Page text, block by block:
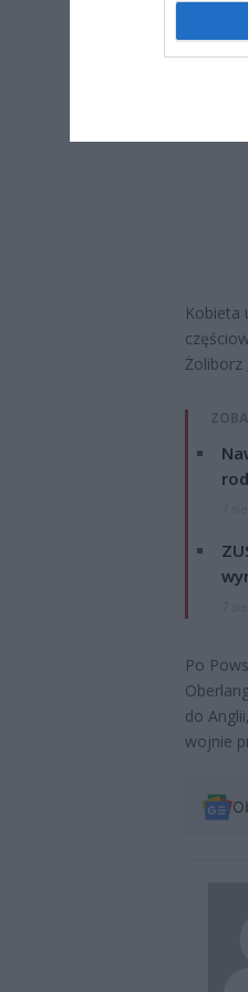
Kobieta
Żoliborz
Po
do
wojnie